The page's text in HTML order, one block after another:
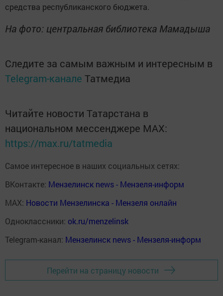
средства республиканского бюджета.
На фото: центральная библиотека Мамадыша
Следите за самым важным и интересным в
Telegram-канале Татмедиа
Читайте новости Татарстана в
национальном мессенджере MАХ:
https://max.ru/tatmedia
Самое интересное в наших социальных сетях:
ВКонтакте: Мензелинск news - Мензеля-информ
MAX: Новости Мензелинска - Мензеля онлайн
Одноклассники: ok.ru/menzelinsk
Telegram-канал: Мензелинск news - Мензеля-информ
Перейти на страницу новости